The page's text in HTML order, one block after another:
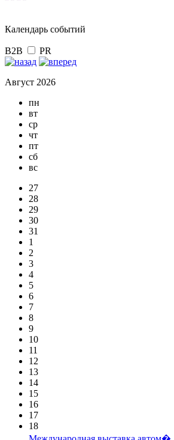
Календарь событий
B2B PR
Август 2026
пн
вт
ср
чт
пт
сб
вс
27
28
29
30
31
1
2
3
4
5
6
7
8
9
10
11
12
13
14
15
16
17
18